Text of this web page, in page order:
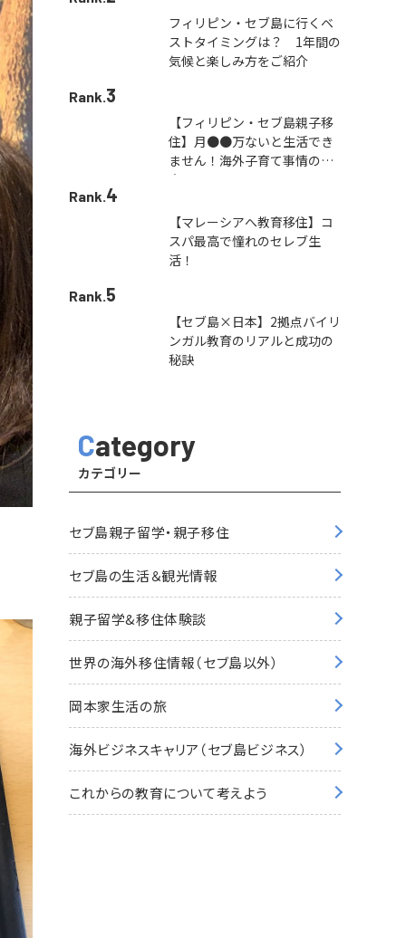
フィリピン・セブ島に行くベ
ストタイミングは？ 1年間の
気候と楽しみ方をご紹介
Rank.3
【フィリピン・セブ島親子移
住】月●●万ないと生活でき
ません！海外子育て事情の本
音
Rank.4
【マレーシアへ教育移住】コ
スパ最高で憧れのセレブ生
活！
Rank.5
【セブ島×日本】2拠点バイリ
ンガル教育のリアルと成功の
秘訣
Category
カテゴリー
セブ島親子留学・親子移住
セブ島の生活＆観光情報
親子留学&移住体験談
世界の海外移住情報（セブ島以外）
岡本家生活の旅
海外ビジネスキャリア（セブ島ビジネス）
これからの教育について考えよう